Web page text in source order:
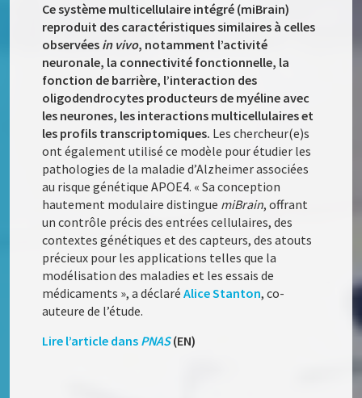
Ce système multicellulaire intégré (miBrain)
reproduit des caractéristiques similaires à celles
observées in vivo, notamment l’activité
neuronale, la connectivité fonctionnelle, la
fonction de barrière, l’interaction des
oligodendrocytes producteurs de myéline avec
les neurones, les interactions multicellulaires et
les profils transcriptomiques. Les chercheur(e)s
ont également utilisé ce modèle pour étudier les
pathologies de la maladie d’Alzheimer associées
au risque génétique APOE4. « Sa conception
hautement modulaire distingue miBrain, offrant
un contrôle précis des entrées cellulaires, des
contextes génétiques et des capteurs, des atouts
précieux pour les applications telles que la
modélisation des maladies et les essais de
médicaments », a déclaréAlice Stanton, co-
auteure de l’étude.
Lire l’article dans PNAS(EN)